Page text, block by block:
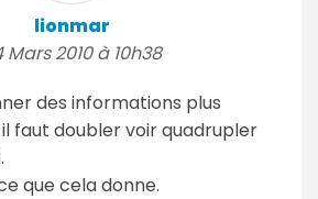
lionmar
Mars 2010 à 10h38
des informations plus
faut doubler voir quadrupler
que cela donne.